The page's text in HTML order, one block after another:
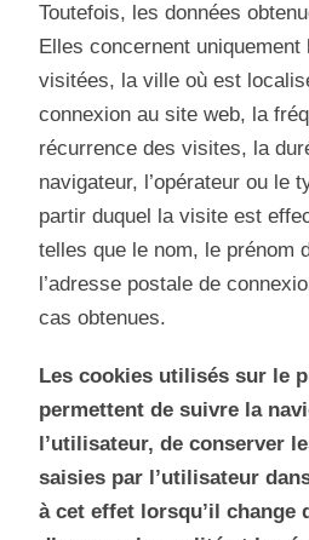
Toutefois, les données
Elles concernent uniquement
visitées, la ville où est
connexion au site web, la
récurrence des visites, la
navigateur, l’opérateur ou le
partir duquel la visite est
telles que le nom, le prénom
l’adresse postale de
cas obtenues.
Les cookies utilisés sur le
permettent de suivre la
l’utilisateur, de conserver
saisies par l’utilisateur
à cet effet lorsqu’il change